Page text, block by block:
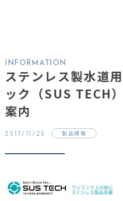
INFORMATION
ステンレス製水道
ック（SUS TECH
案内
2017/11/25 製品情報